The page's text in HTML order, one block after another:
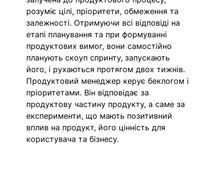
розуміє цілі, пріоритети, обмеження та
залежності. Отримуючи всі відповіді на
етапі планування та при формуванні
продуктових вимог, вони самостійно
планують скоуп спринту, запускають
його, і рухаються протягом двох тижнів.
Продуктовий менеджер керує беклогом і
пріоритетами. Він відповідає за
продуктову частину продукту, а саме за
експерименти, що мають позитивний
вплив на продукт, його цінність для
користувача та бізнесу.